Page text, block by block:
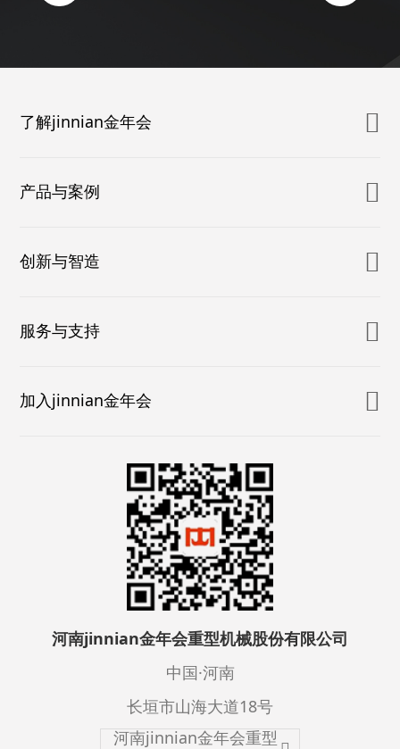
了解jinnian金年会
产品与案例
创新与智造
服务与支持
加入jinnian金年会
河南jinnian金年会重型机械股份有限公司
中国·河南
长垣市山海大道18号
河南jinnian金年会重型